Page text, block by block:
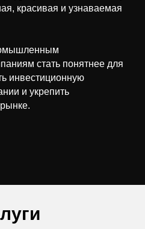
красивая и узнаваемая
стать понятнее для
инвестиционную
и укрепить